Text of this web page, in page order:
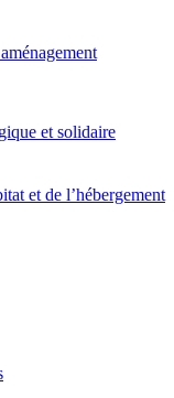
et solidaire
et de l’hébergement